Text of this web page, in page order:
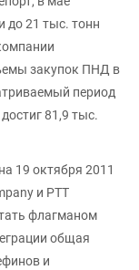
до 21 тыс. тонн
закупок ПНД в
период
81,9 тыс.
19 октября 2011
и PTT
флагманом
общая
и